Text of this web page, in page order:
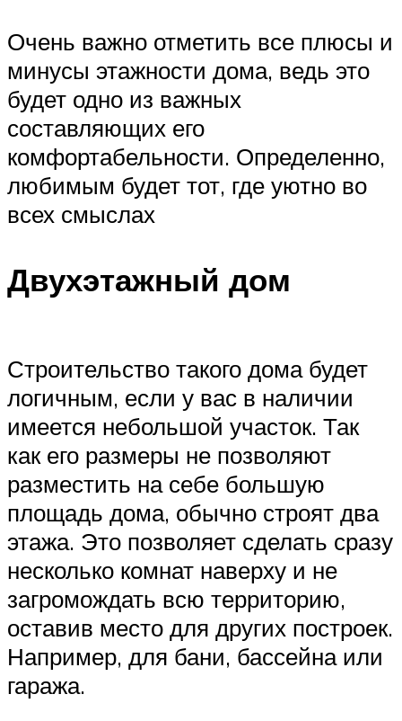
Очень важно отметить все плюсы и
минусы этажности дома, ведь это
будет одно из важных
составляющих его
комфортабельности. Определенно,
любимым будет тот, где уютно во
всех смыслах
Двухэтажный дом
Строительство такого дома будет
логичным, если у вас в наличии
имеется небольшой участок. Так
как его размеры не позволяют
разместить на себе большую
площадь дома, обычно строят два
этажа. Это позволяет сделать сразу
несколько комнат наверху и не
загромождать всю территорию,
оставив место для других построек.
Например, для бани, бассейна или
гаража.